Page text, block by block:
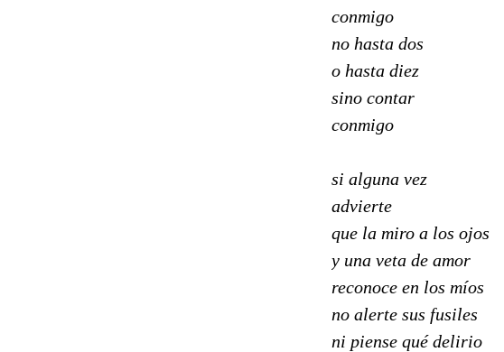
conmigo
no hasta dos
o hasta diez
sino contar
conmigo
si alguna vez
advierte
que la miro a los ojos
y una veta de amor
reconoce en los míos
no alerte sus fusiles
ni piense qué delirio